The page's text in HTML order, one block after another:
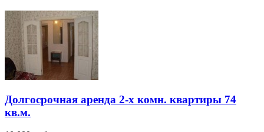
Долгосрочная аренда 2-х комн. квартиры 74
кв.м.